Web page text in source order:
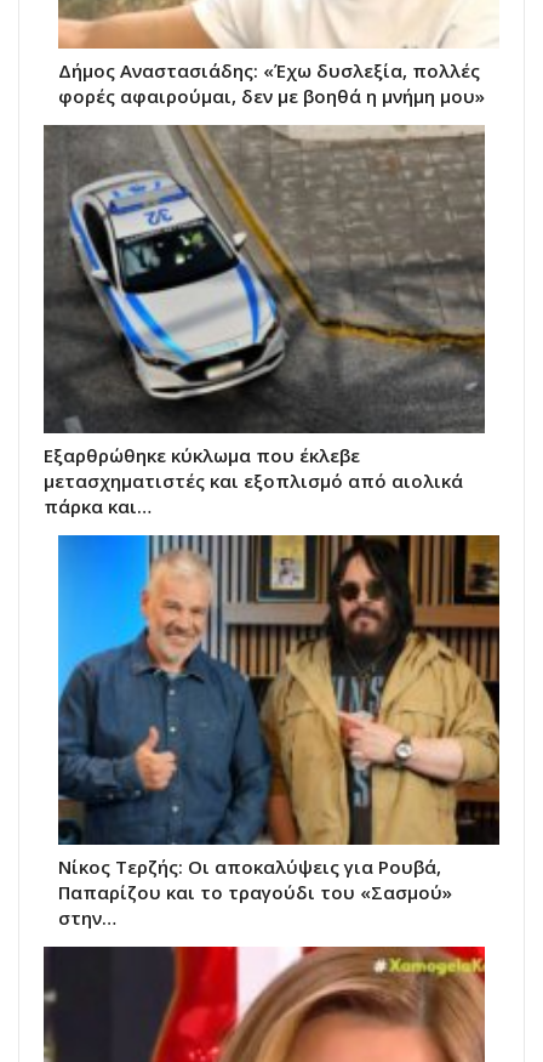
Δήμος Αναστασιάδης: «Έχω δυσλεξία, πολλές
φορές αφαιρούμαι, δεν με βοηθά η μνήμη μου»
Εξαρθρώθηκε κύκλωμα που έκλεβε
μετασχηματιστές και εξοπλισμό από αιολικά
πάρκα και…
Νίκος Τερζής: Οι αποκαλύψεις για Ρουβά,
Παπαρίζου και το τραγούδι του «Σασμού»
στην…